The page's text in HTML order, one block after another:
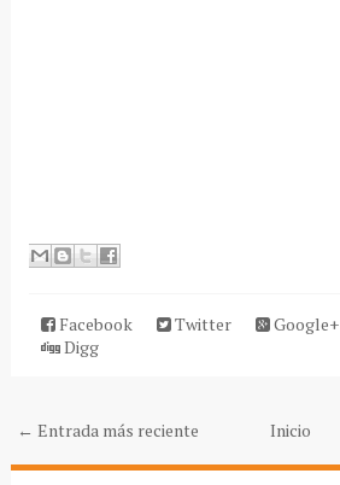
Facebook Twitter Google+
Digg
← Entrada más reciente Inicio